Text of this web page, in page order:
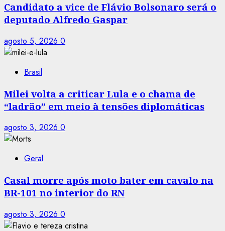
Candidato a vice de Flávio Bolsonaro será o
deputado Alfredo Gaspar
agosto 5, 2026 0
Brasil
Milei volta a criticar Lula e o chama de
“ladrão” em meio à tensões diplomáticas
agosto 3, 2026 0
Geral
Casal morre após moto bater em cavalo na
BR-101 no interior do RN
agosto 3, 2026 0